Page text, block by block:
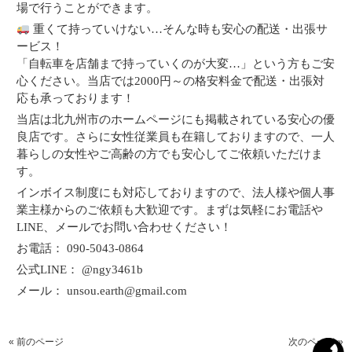
場で行うことができます。
重くて持っていけない…そんな時も安心の配送・出張サ
ービス！
「自転車を店舗まで持っていくのが大変…」という方もご安
心ください。当店では2000円～の格安料金で配送・出張対
応も承っております！
当店は北九州市のホームページにも掲載されている安心の優
良店です。さらに女性従業員も在籍しておりますので、一人
暮らしの女性やご高齢の方でも安心してご依頼いただけま
す。
インボイス制度にも対応しておりますので、法人様や個人事
業主様からのご依頼も大歓迎です。まずは気軽にお電話や
LINE、メールでお問い合わせください！
お電話： 090-5043-0864
公式LINE： @ngy3461b
メール： unsou.earth@gmail.com
« 前のページ 次のページ »